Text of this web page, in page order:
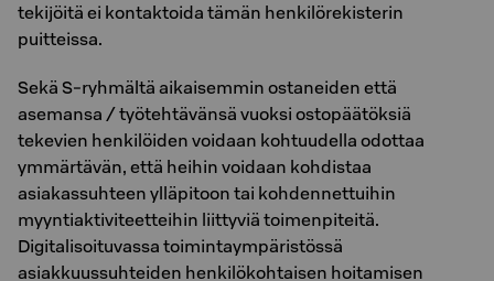
tekijöitä ei kontaktoida tämän henkilörekisterin
puitteissa.
Sekä S-ryhmältä aikaisemmin ostaneiden että
asemansa / työtehtävänsä vuoksi ostopäätöksiä
tekevien henkilöiden voidaan kohtuudella odottaa
ymmärtävän, että heihin voidaan kohdistaa
asiakassuhteen ylläpitoon tai kohdennettuihin
myyntiaktiviteetteihin liittyviä toimenpiteitä.
Digitalisoituvassa toimintaympäristössä
asiakkuussuhteiden henkilökohtaisen hoitamisen